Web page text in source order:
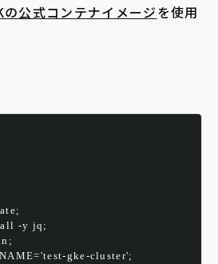
公式コンテナイメージを使用
-y jq;
gke-cluster';